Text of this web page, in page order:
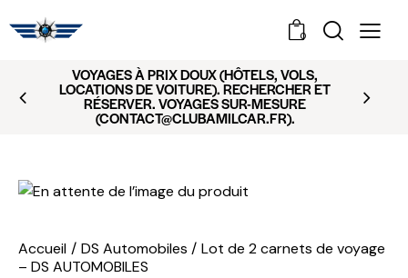
0
VOYAGES À PRIX DOUX (HÔTELS, VOLS,
LOCATIONS DE VOITURE). RECHERCHER ET
RÉSERVER. VOYAGES SUR-MESURE
(CONTACT@CLUBAMILCAR.FR).
Accueil DS Automobiles
Lot de 2 carnets de voyage
– DS AUTOMOBILES